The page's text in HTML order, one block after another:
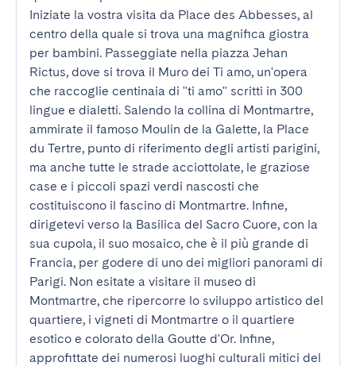
Iniziate la vostra visita da Place des Abbesses, al
centro della quale si trova una magnifica giostra
per bambini. Passeggiate nella piazza Jehan
Rictus, dove si trova il Muro dei Ti amo, un'opera
che raccoglie centinaia di "ti amo" scritti in 300
lingue e dialetti. Salendo la collina di Montmartre,
ammirate il famoso Moulin de la Galette, la Place
du Tertre, punto di riferimento degli artisti parigini,
ma anche tutte le strade acciottolate, le graziose
case e i piccoli spazi verdi nascosti che
costituiscono il fascino di Montmartre. Infine,
dirigetevi verso la Basilica del Sacro Cuore, con la
sua cupola, il suo mosaico, che è il più grande di
Francia, per godere di uno dei migliori panorami di
Parigi. Non esitate a visitare il museo di
Montmartre, che ripercorre lo sviluppo artistico del
quartiere, i vigneti di Montmartre o il quartiere
esotico e colorato della Goutte d'Or. Infine,
approfittate dei numerosi luoghi culturali mitici del